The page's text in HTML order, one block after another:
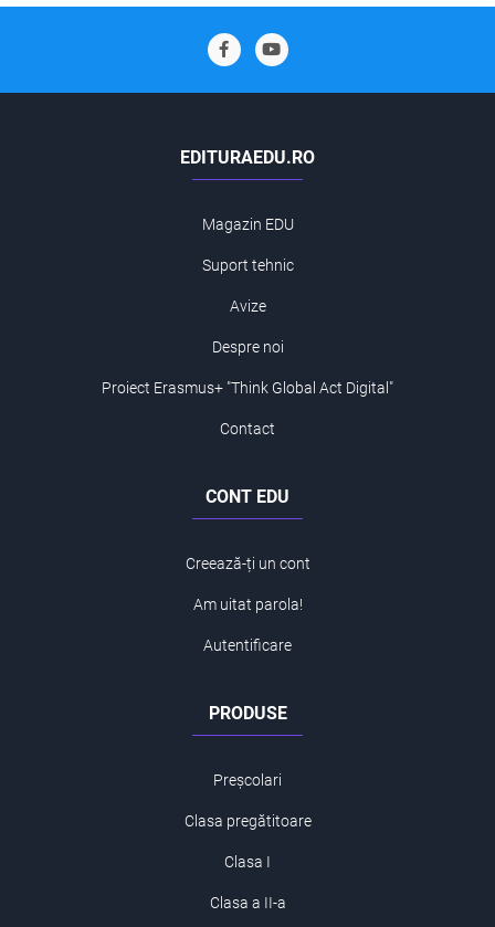
EDITURAEDU.RO
Magazin EDU
Suport tehnic
Avize
Despre noi
Proiect Erasmus+ "Think Global Act Digital"
Contact
CONT EDU
Creează-ți un cont
Am uitat parola!
Autentificare
PRODUSE
Preșcolari
Clasa pregătitoare
Clasa I
Clasa a II-a